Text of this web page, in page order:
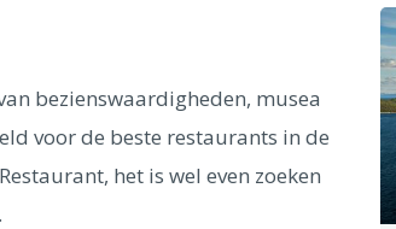
bezienswaardigheden, musea
voor de beste restaurants in de
het is wel even zoeken